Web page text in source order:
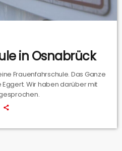
in Osnabrück
Frauenfahrschule. Das Ganze
Eggert. Wir haben darüber mit